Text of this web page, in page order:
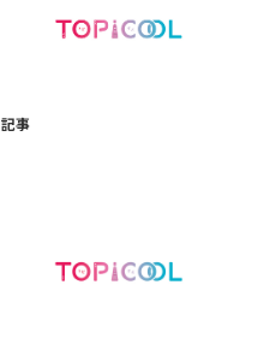
記事